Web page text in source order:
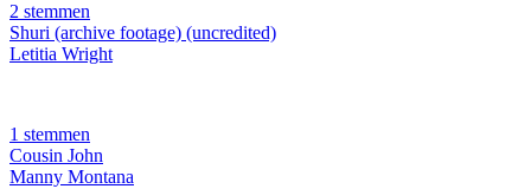
2 stemmen
Shuri (archive footage) (uncredited)
Letitia Wright
1 stemmen
Cousin John
Manny Montana